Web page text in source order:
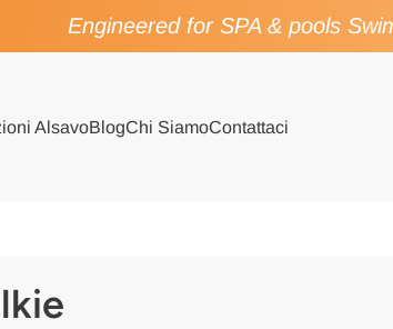
Engineered for SPA & pools
AlsavoBlogChi SiamoContattaci